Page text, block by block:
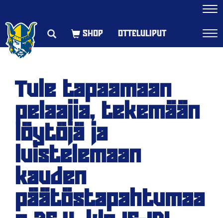
OTTELULIPUT
Tule tapaamaan
pelaajia, tekemään
löytöjä ja
luistelemaan
kauden
päätöstapahtumaa